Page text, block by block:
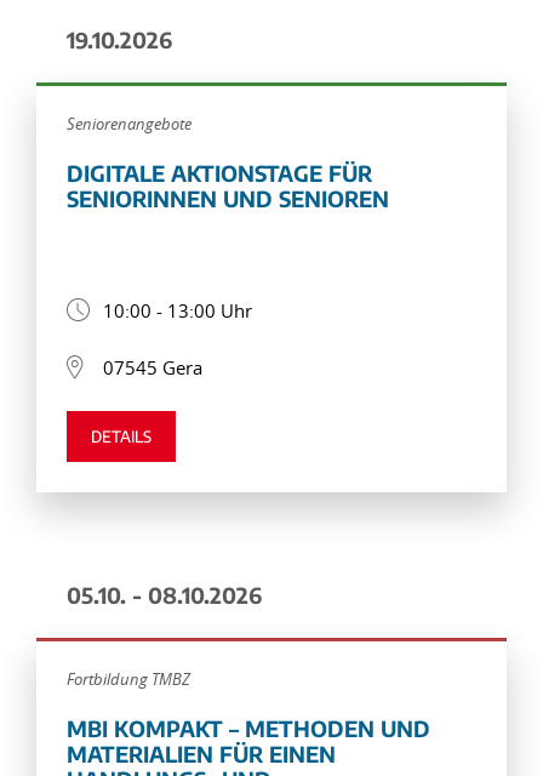
19.10.2026
Seniorenangebote
DIGITALE AKTIONSTAGE FÜR
SENIORINNEN UND SENIOREN
10:00 - 13:00 Uhr
07545 Gera
DETAILS
05.10. - 08.10.2026
Fortbildung TMBZ
MBI KOMPAKT – METHODEN UND
MATERIALIEN FÜR EINEN